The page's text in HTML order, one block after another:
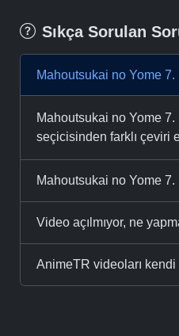
Sıkça Sorulan
Mahoutsukai no Yome
Mahoutsukai no Yome
seçicisinden farklı çeviri
Mahoutsukai no Yome 7.
Video açılmıyor, ne
AnimeTR videoları kendi